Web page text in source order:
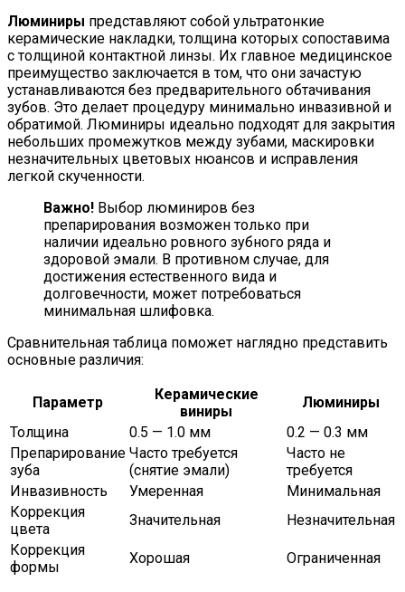
Люминиры представляют собой ультратонкие
керамические накладки, толщина которых сопоставима
с толщиной контактной линзы. Их главное медицинское
преимущество заключается в том, что они зачастую
устанавливаются без предварительного обтачивания
зубов. Это делает процедуру минимально инвазивной и
обратимой. Люминиры идеально подходят для закрытия
небольших промежутков между зубами, маскировки
незначительных цветовых нюансов и исправления
легкой скученности.
Важно! Выбор люминиров без
препарирования возможен только при
наличии идеально ровного зубного ряда и
здоровой эмали. В противном случае, для
достижения естественного вида и
долговечности, может потребоваться
минимальная шлифовка.
Сравнительная таблица поможет наглядно представить
основные различия:
Параметр
Керамические
виниры
Люминиры
Толщина
0.5 — 1.0 мм
0.2 — 0.3 мм
Препарирование
зуба
Часто требуется
(снятие эмали)
Часто не
требуется
Инвазивность
Умеренная
Минимальная
Коррекция
цвета
Значительная
Незначительная
Коррекция
формы
Хорошая Ограниченная